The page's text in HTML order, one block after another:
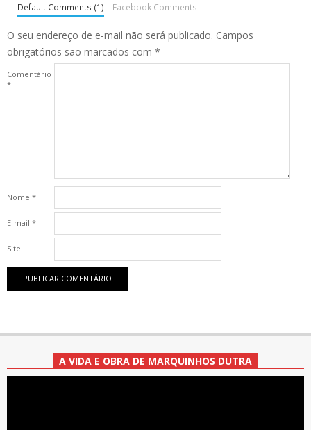
Default Comments (1) Facebook Comments
O seu endereço de e-mail não será publicado. Campos
obrigatórios são marcados com *
Comentário
*
Nome *
E-mail *
Site
A VIDA E OBRA DE MARQUINHOS DUTRA